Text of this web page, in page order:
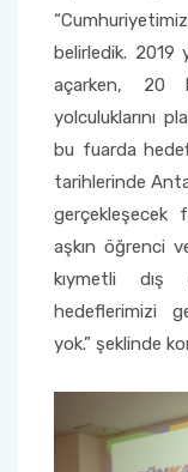
belirledik. 2019
açarken, 20
yolculuklarını
bu fuarda
tarihlerinde
gerçekleşecek
aşkın öğrenci
kıymetli dış
hedeflerimizi
yok.” şeklinde